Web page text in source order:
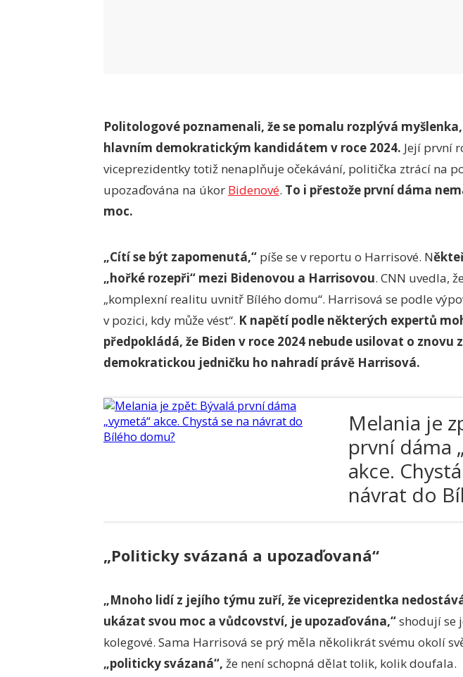
Politologové poznamenali, že se pomalu rozplývá
hlavním demokratickým kandidátem v roce 2024. Její první
viceprezidentky totiž nenaplňuje očekávání, politička ztrácí na
upozaďována na úkor Bidenové. To i přestože první dáma
moc.
„Cítí se být zapomenutá,“ píše se v reportu o Harrisové. N
„hořké rozepři“ mezi Bidenovou a Harrisovou. CNN uvedla,
„komplexní realitu uvnitř Bílého domu“. Harrisová se podle
v pozici, kdy může vést“. K napětí podle některých expertů
předpokládá, že Biden v roce 2024 nebude usilovat o znovu
demokratickou jedničku ho nahradí právě Harrisová.
Melania je
první dáma
akce.
návrat do
„Politicky svázaná a upozaďovaná“
„Mnoho lidí z jejího týmu zuří, že viceprezidentka
ukázat svou moc a vůdcovství, je upozaďována,“shodují se
kolegové. Sama Harrisová se prý měla několikrát svému okolí
„politicky svázaná“, že není schopná dělat tolik, kolik doufala.